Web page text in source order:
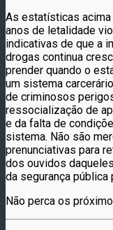
As estatísticas
anos de letalidade
indicativas de que a
drogas continua
prender quando o
um sistema
de criminosos
ressocialização de
e da falta de
sistema. Não são
prenunciativas para
dos ouvidos
da segurança pública
Não perca os